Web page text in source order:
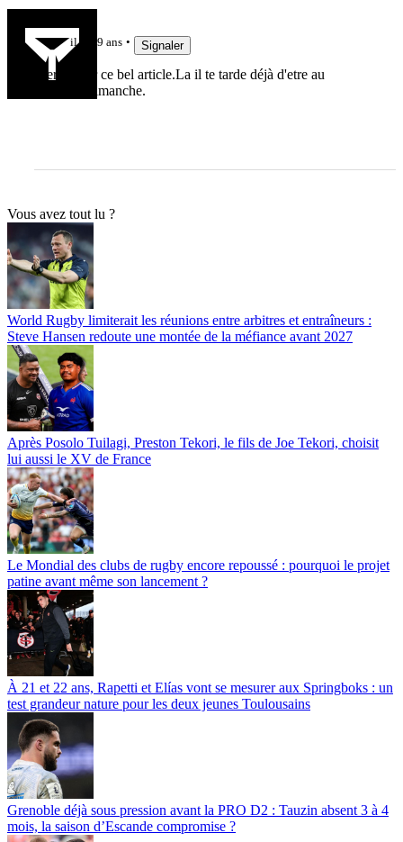
il y a 9 ans Signaler
Merci pour ce bel article.La il te tarde déjà d'etre au
prochain dimanche.
Vous avez tout lu ?
World Rugby limiterait les réunions entre arbitres et entraîneurs :
Steve Hansen redoute une montée de la méfiance avant 2027
Après Posolo Tuilagi, Preston Tekori, le fils de Joe Tekori, choisit
lui aussi le XV de France
Le Mondial des clubs de rugby encore repoussé : pourquoi le projet
patine avant même son lancement ?
À 21 et 22 ans, Rapetti et Elías vont se mesurer aux Springboks : un
test grandeur nature pour les deux jeunes Toulousains
Grenoble déjà sous pression avant la PRO D2 : Tauzin absent 3 à 4
mois, la saison d’Escande compromise ?